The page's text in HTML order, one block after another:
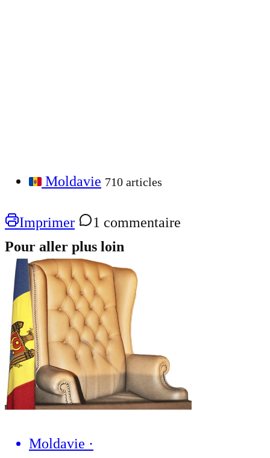
Moldavie 710 articles
Imprimer
1 commentaire
Pour aller plus loin
Moldavie ·